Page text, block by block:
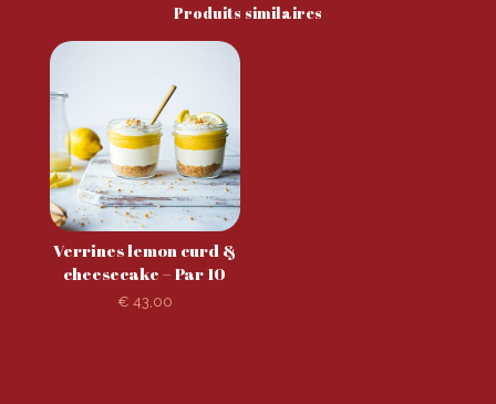
Produits similaires
Verrines lemon curd &
cheesecake – Par 10
€ 43,00